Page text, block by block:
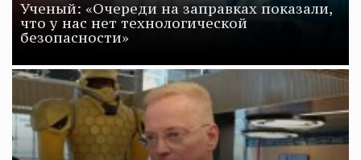
Ученый: «Очереди на заправках показали,
что у нас нет технологической
безопасности»